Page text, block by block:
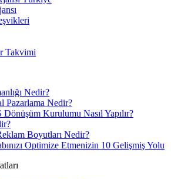
Takvimi
Nedir?
Pazarlama Nedir?
Kurulumu Nasıl Yapılır?
Boyutları Nedir?
Optimize Etmenizin 10 Gelişmiş Yolu